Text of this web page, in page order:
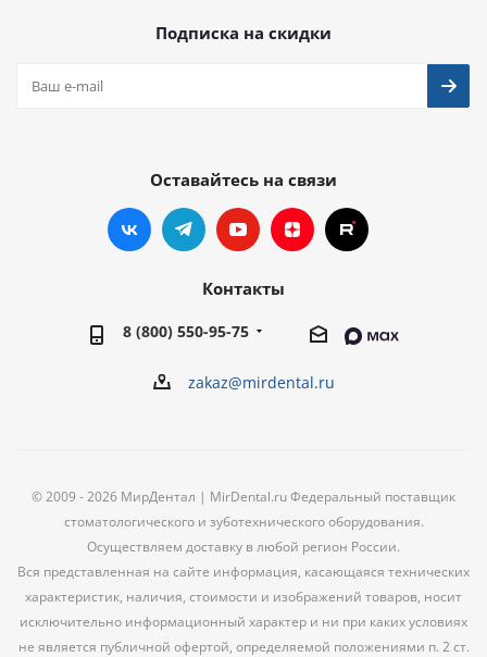
Подписка на скидки
Оставайтесь на связи
Контакты
8 (800) 550-95-75
zakaz@mirdental.ru
© 2009 - 2026 МирДентал | MirDental.ru Федеральный поставщик
стоматологического и зуботехнического оборудования.
Осуществляем доставку в любой регион России.
Вся представленная на сайте информация, касающаяся технических
характеристик, наличия, стоимости и изображений товаров, носит
исключительно информационный характер и ни при каких условиях
не является публичной офертой, определяемой положениями п. 2 ст.